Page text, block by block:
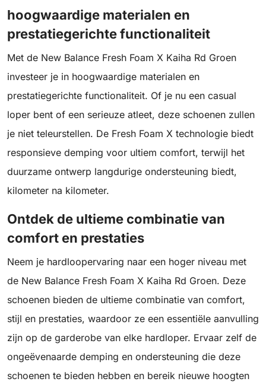
hoogwaardige materialen en
prestatiegerichte functionaliteit
Met de New Balance Fresh Foam X Kaiha Rd Groen
investeer je in hoogwaardige materialen en
prestatiegerichte functionaliteit. Of je nu een casual
loper bent of een serieuze atleet, deze schoenen zullen
je niet teleurstellen. De Fresh Foam X technologie biedt
responsieve demping voor ultiem comfort, terwijl het
duurzame ontwerp langdurige ondersteuning biedt,
kilometer na kilometer.
Ontdek de ultieme combinatie van
comfort en prestaties
Neem je hardloopervaring naar een hoger niveau met
de New Balance Fresh Foam X Kaiha Rd Groen. Deze
schoenen bieden de ultieme combinatie van comfort,
stijl en prestaties, waardoor ze een essentiële aanvulling
zijn op de garderobe van elke hardloper. Ervaar zelf de
ongeëvenaarde demping en ondersteuning die deze
schoenen te bieden hebben en bereik nieuwe hoogten